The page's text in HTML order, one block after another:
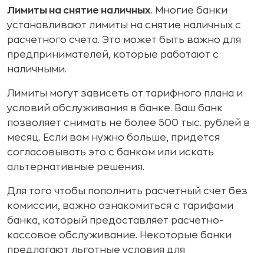
Лимиты на снятие наличных. Многие банки
устанавливают лимиты на снятие наличных с
расчетного счета. Это может быть важно для
предпринимателей, которые работают с
наличными.
Лимиты могут зависеть от тарифного плана и
условий обслуживания в банке. Ваш банк
позволяет снимать не более 500 тыс. рублей в
месяц. Если вам нужно больше, придется
согласовывать это с банком или искать
альтернативные решения.
Для того чтобы пополнить расчетный счет без
комиссии, важно ознакомиться с тарифами
банка, который предоставляет расчетно-
кассовое обслуживание. Некоторые банки
предлагают льготные условия для